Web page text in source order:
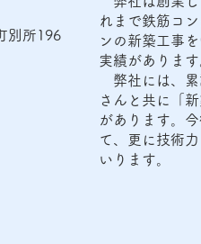
別所196
れまで鉄筋コ
ンの新築工事
実績があります
弊社には、累
さんと共に「
があります。
て、更に技術
いります。